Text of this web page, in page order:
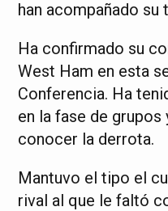
han acompañado
Ha confirmado su
West Ham en esta
Conferencia. Ha
en la fase de grupos
conocer la derrota.
Mantuvo el tipo el
rival al que le faltó